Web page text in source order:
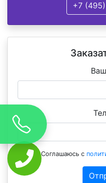
+7
Соглашаюсь с